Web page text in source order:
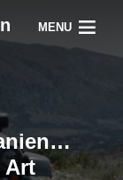
MENU
Art